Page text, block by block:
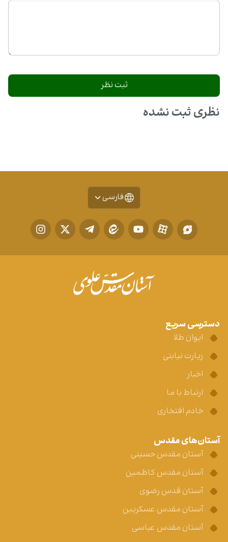
نظری ثبت نشده
فارسی
دسترسی سریع
ایوان طلا
زیارت نیابتی
اخبار
ارتباط با ما
خادم افتخاری
آستان‌های مقدس
آستان مقدس حسینی
آستان مقدس کاظمین
آستان قدس رضوی
آستان مقدس عسکریین
آستان مقدس عباسی